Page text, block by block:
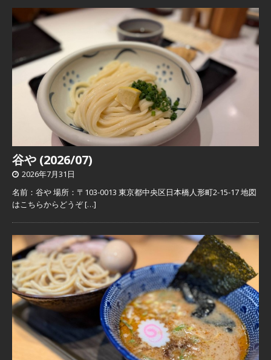
谷や (2026/07)
2026年7月31日
名前：谷や 場所：〒103-0013 東京都中央区日本橋人形町2-15-17 地図
はこちらからどうぞ[…]